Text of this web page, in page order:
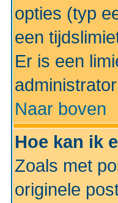
opties (typ
een
Er is een
administrator
Naar boven
Hoe kan ik
Zoals met
originele